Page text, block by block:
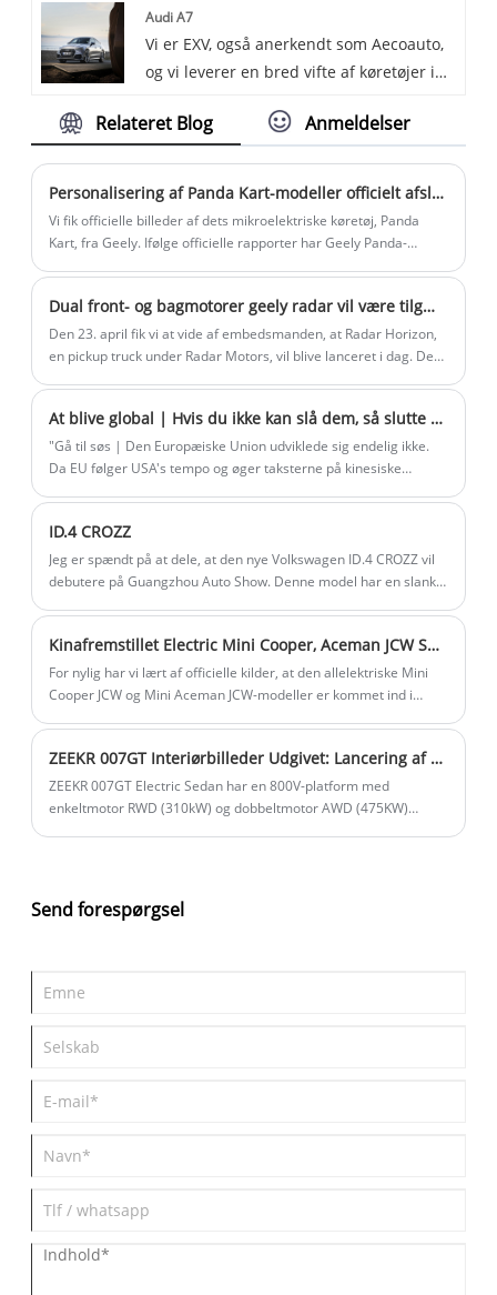
L9. Li Auto L9 er en elektrisk luksus-SUV i
fuld størrelse med et luksuriøst
interiørdesign og kraftfuld drivlinje.
Audi A7
Vi er EXV, også anerkendt som Aecoauto,
og vi leverer en bred vifte af køretøjer i
A7.
Relateret Blog Anmeldelser
Personalisering af Panda Kart-modeller officielt afsløret i officielle billeder
Vi fik officielle billeder af dets mikroelektriske køretøj, Panda
Kart, fra Geely. Ifølge officielle rapporter har Geely Panda-
130.000 køretøjer. Med lanceringen af ​​Panda Karting vil der
blive givet nye muligheder for unge mennesker, der søger
personalisering.
Dual front- og bagmotorer geely radar vil være tilgængelig i dag.
Den 23. april fik vi at vide af embedsmanden, at Radar Horizon,
en pickup truck under Radar Motors, vil blive lanceret i dag. Der
At blive global | Hvis du ikke kan slå dem, så slutte dig til dem? EU anerkender Kinas lederskab og søger omvendte joint ventures?
"Gå til søs | Den Europæiske Union udviklede sig endelig ikke.
Da EU følger USA's tempo og øger taksterne på kinesiske
medier POLITICO har bragt et glimt af lys til bilselskaber i
"kaoset", hvilket også er en idé, som forfatteren for nylig har
anbefalet.
ID.4 CROZZ
Jeg er spændt på at dele, at den nye Volkswagen ID.4 CROZZ vil
debutere på Guangzhou Auto Show. Denne model har en slank
Effektmuligheder omfatter en enkelt motor med enten 170 eller
204 hestekræfter og en dobbeltmotor med 313 hestekræfter,
der tilbyder en rækkevidde på 442 til 600 km under CLTC-
Kinafremstillet Electric Mini Cooper, Aceman JCW Sæt til lancering
For nylig har vi lært af officielle kilder, at den allelektriske Mini
Cooper JCW og Mini Aceman JCW-modeller er kommet ind i
lancering på det kinesiske marked. Derefter vil disse to modeller
også blive leveret til det globale marked.
ZEEKR 007GT Interiørbilleder Udgivet: Lancering af midten af ​​april, to indvendige farver, har tre-eger rat og mere
ZEEKR 007GT Electric Sedan har en 800V-platform med
enkeltmotor RWD (310kW) og dobbeltmotor AWD (475KW)
Send forespørgsel